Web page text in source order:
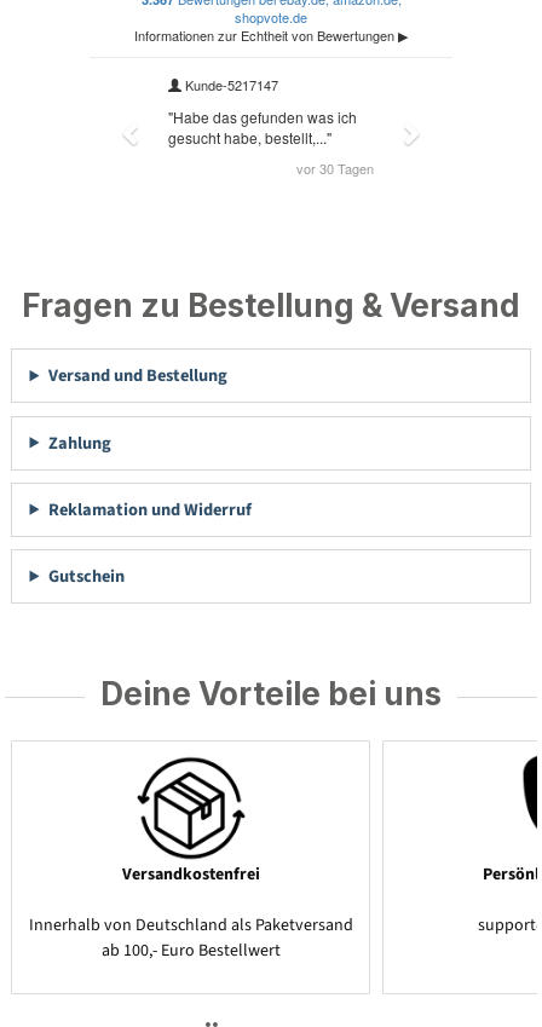
Fragen zu Bestellung & Versand
Versand und Bestellung
Zahlung
Reklamation und Widerruf
Gutschein
Deine Vorteile bei uns
Versandkostenfrei
Innerhalb von Deutschland als Paketversand
ab 100,- Euro Bestellwert